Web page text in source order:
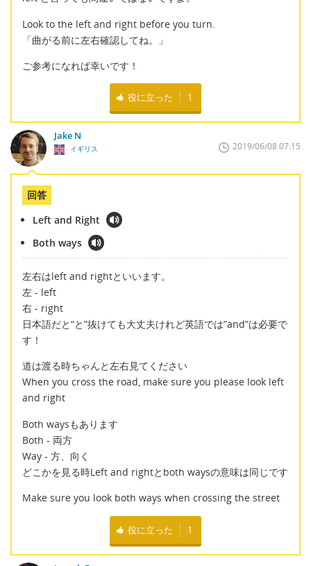
Look to the left and right before you turn.
「曲がる前に左右確認してね。」
ご参考になれば幸いです！
役に立った 1
Jake N
イギリス 2019/06/08 07:15
回答
Left and Right
Both ways
左右はleft and rightといいます。
左 - left
右 - right
日本語だと“と”抜けても大丈夫けれど英語では”and”は必要で
す！
道は渡る時ちゃんと左右見てください
When you cross the road, make sure you please look left
and right
Both waysもあります
Both - 両方
Way - 方、向く
どこかを見る時Left and rightとboth waysの意味は同じです
Make sure you look both ways when crossing the street
役に立った 1